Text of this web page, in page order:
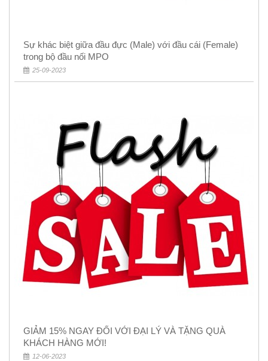
Sự khác biệt giữa đầu đực (Male) với đầu cái (Female)
trong bộ đầu nối MPO
25-09-2023
GIẢM 15% NGAY ĐỐI VỚI ĐẠI LÝ VÀ TẶNG QUÀ
KHÁCH HÀNG MỚI!
12-06-2023